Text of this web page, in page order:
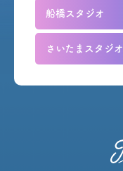
船橋スタジオ
さいたまスタジオ